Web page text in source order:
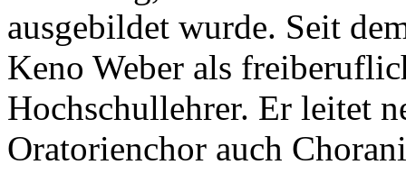
ausgebildet wurde. Seit
Keno Weber als
Hochschullehrer. Er leitet
Oratorienchor auch